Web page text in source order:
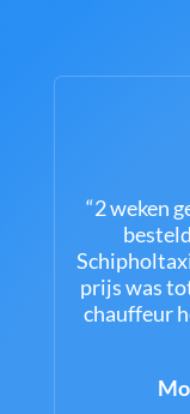
“2 weken
prijs was
chauffeur